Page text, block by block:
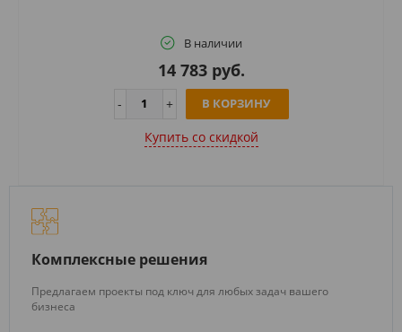
В наличии
14 783 руб.
В КОРЗИНУ
Купить cо скидкой
Комплексные решения
Предлагаем проекты под ключ для любых задач вашего
бизнеса